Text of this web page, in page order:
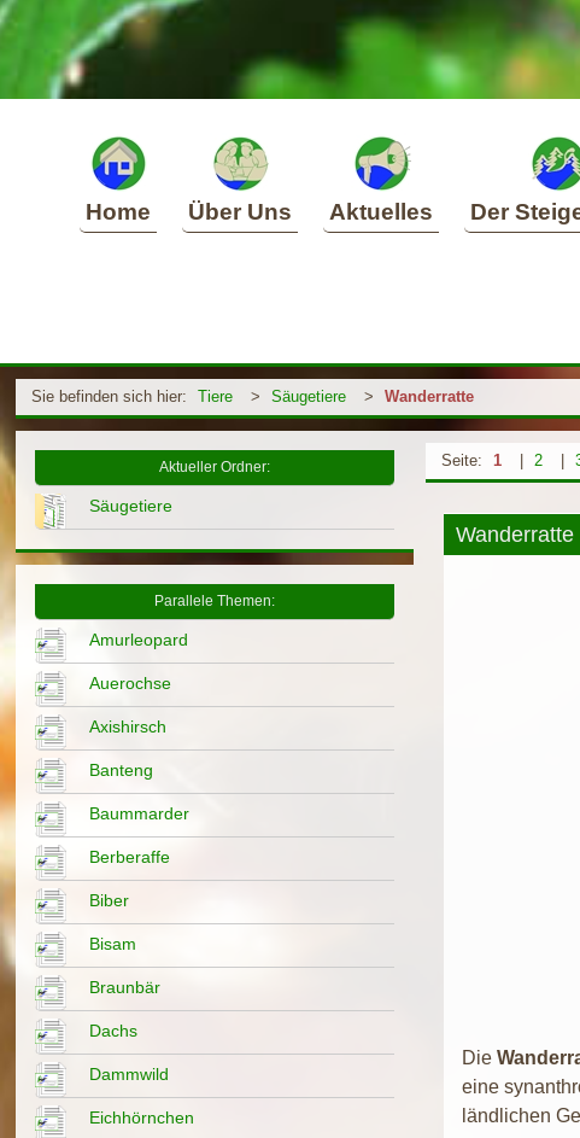
Home Über Uns Aktuelles Der
Sie befinden sich hier: Tiere > Säugetiere > Wanderratte
Seite: 1 2
Die
eine
ländlichen
Aktueller Ordner:
Säugetiere
Parallele Themen:
Amurleopard
Auerochse
Axishirsch
Banteng
Baummarder
Berberaffe
Biber
Bisam
Braunbär
Dachs
Dammwild
Eichhörnchen